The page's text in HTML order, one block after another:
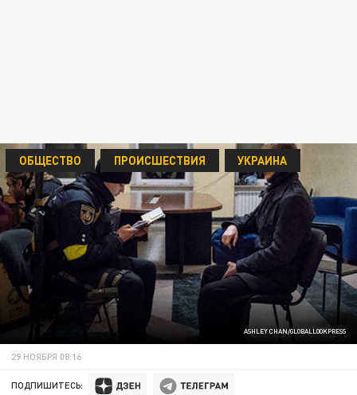
ASHLEY CHAN/GLOBALLOOKPRESS
ОБЩЕСТВО ПРОИСШЕСТВИЯ УКРАИНА
29 НОЯБРЯ 08:16
ПОДПИШИТЕСЬ: